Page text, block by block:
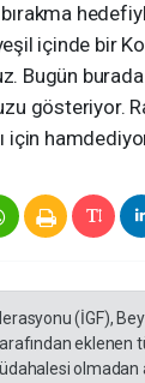
içinde bir
Bugün
gösteriyor.
için
(İGF),
eklenen
olmadan